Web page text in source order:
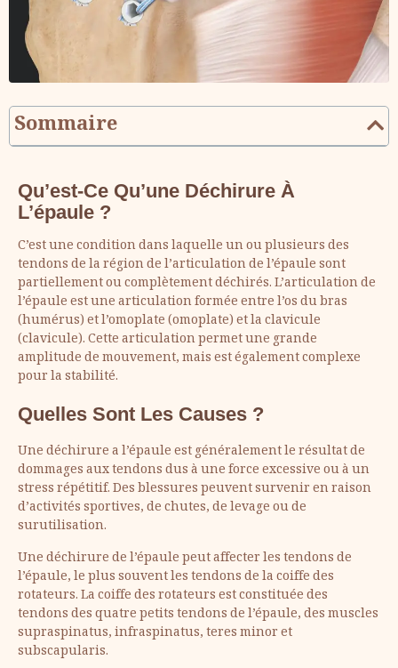
Sommaire
Qu’est-Ce Qu’une Déchirure À
L’épaule ?
C’est une condition dans laquelle un ou plusieurs des
tendons de la région de l’articulation de l’épaule sont
partiellement ou complètement déchirés. L’articulation de
l’épaule est une articulation formée entre l’os du bras
(humérus) et l’omoplate (omoplate) et la clavicule
(clavicule). Cette articulation permet une grande
amplitude de mouvement, mais est également complexe
pour la stabilité.
Quelles Sont Les Causes ?
Une déchirure a l’épaule est généralement le résultat de
dommages aux tendons dus à une force excessive ou à un
stress répétitif. Des blessures peuvent survenir en raison
d’activités sportives, de chutes, de levage ou de
surutilisation.
Une déchirure de l’épaule peut affecter les tendons de
l’épaule, le plus souvent les tendons de la coiffe des
rotateurs. La coiffe des rotateurs est constituée des
tendons des quatre petits tendons de l’épaule, des muscles
supraspinatus, infraspinatus, teres minor et
subscapularis.